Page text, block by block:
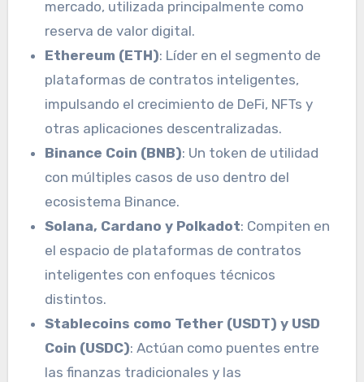
mercado, utilizada principalmente como
reserva de valor digital.
Ethereum (ETH): Líder en el segmento de
plataformas de contratos inteligentes,
impulsando el crecimiento de DeFi, NFTs y
otras aplicaciones descentralizadas.
Binance Coin (BNB): Un token de utilidad
con múltiples casos de uso dentro del
ecosistema Binance.
Solana, Cardano y Polkadot: Compiten en
el espacio de plataformas de contratos
inteligentes con enfoques técnicos
distintos.
Stablecoins como Tether (USDT) y USD
Coin (USDC): Actúan como puentes entre
las finanzas tradicionales y las